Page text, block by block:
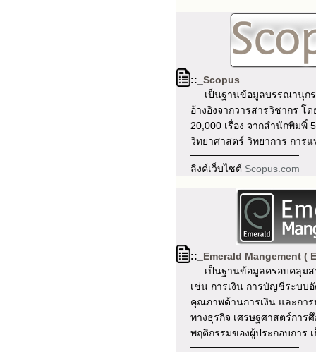
::_ Scopus
เป็นฐานข้อมูลบรรณานุกร
อ้างอิงจากวารสารวิชากร โ
20,000 เรื่อง จากสำนักพิมพิ์
วิทยาศาสตร์ วิทยาการ การแ
———————————
ลิงค์เว็บไซต์ Scopus.com
::_ Emerald Mangement (
เป็นฐานข้อมูลครอบคลุมส
เช่น การเงิน การบัญชีระบบ
คุณภาพด้านการเงิน และกา
ทางธุรกิจ เศรษฐศาสตร์การ
พฤติกรรมของผู้ประกอบการ
———————————